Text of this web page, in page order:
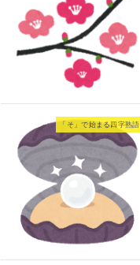
「そ」で始まる四字熟語